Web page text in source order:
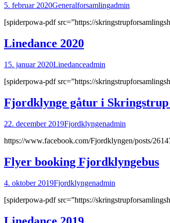
5. februar 2020Generalforsamlingadmin
[spiderpowa-pdf src=”https://
Linedance 2020
15. januar 2020Linedanceadmin
[spiderpowa-pdf src=”https://
Fjordklynge gåtur i Skringstrup
22. december 2019Fjordklyngenadmin
https://www.facebook.com/Fjordklyngen/posts/
Flyer booking Fjordklyngebus
4. oktober 2019Fjordklyngenadmin
[spiderpowa-pdf src=”https://